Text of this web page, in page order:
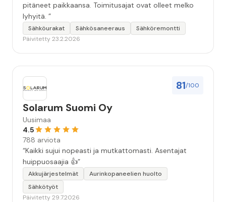
pitäneet paikkaansa. Toimitusajat ovat olleet melko
lyhyitä. ”
Sähköurakat Sähkösaneeraus
Sähköremontti
Päivitetty 23.2.2026
81/100
Solarum Suomi Oy
Uusimaa
4.5
788 arviota
“Kaikki sujui nopeasti ja mutkattomasti. Asentajat
huippuosaajia 👍”
Akkujärjestelmät
Aurinkopaneelien huolto
Sähkötyöt
Päivitetty 29.7.2026